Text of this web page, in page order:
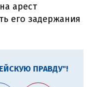
арест
его задержания
ПРАВДУ"!